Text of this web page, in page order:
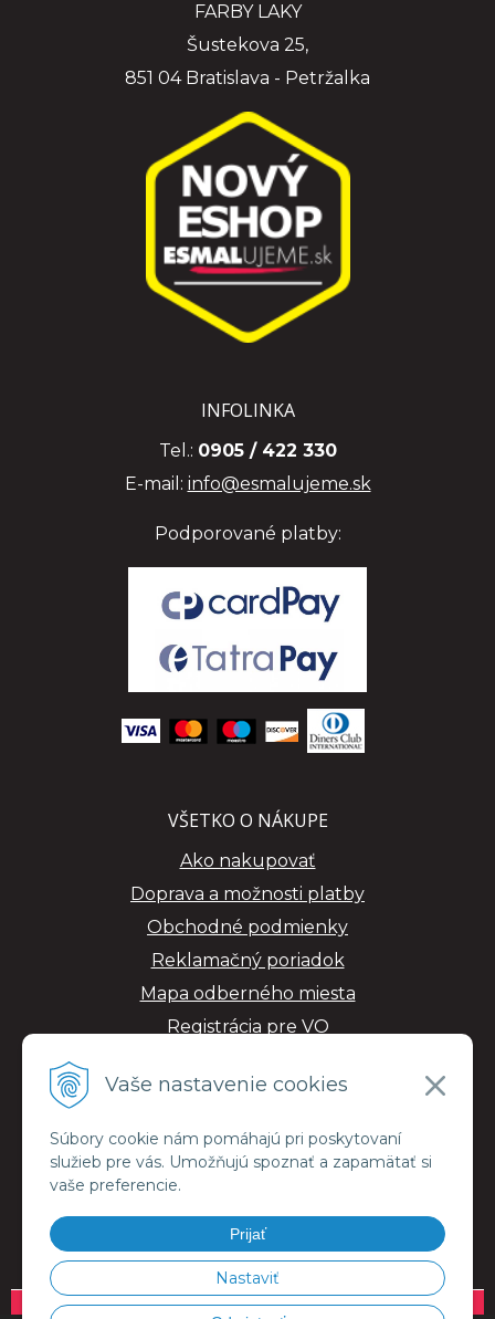
Vaše nastavenie cookies
Súbory cookie nám pomáhajú pri poskytovaní
služieb pre vás. Umožňujú spoznať a zapamätať si
vaše preferencie.
Prijať
Nastaviť
FARBY LAKY
Šustekova 25,
851 04 Bratislava - Petržalka
INFOLINKA
Tel.: 0905 / 422 330
E-mail: info@esmalujeme.sk
Podporované platby:
VŠETKO O NÁKUPE
Ako nakupovať
Doprava a možnosti platby
Obchodné podmienky
Reklamačný poriadok
Mapa odberného miesta
Registrácia pre VO